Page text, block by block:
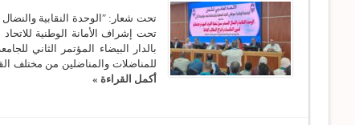
1
الى
13
يونيو
2025
مغلقة
النقابية
والنضال
المستمر
سبيل
شغيلة
الغرف
المهنية وجامعاتها
تحت شعار: ʺالوحدة النقابية
بالدار البيضاء المؤتمر الثاني
للمناضلات والمناضلين من مختلف
أكمل القراءة »